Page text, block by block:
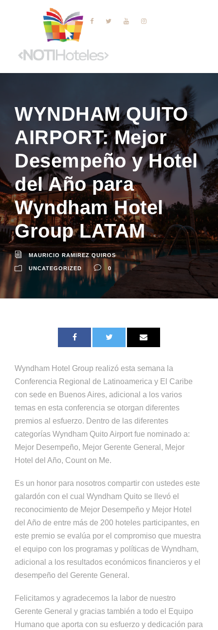
WYNDHAM QUITO
AIRPORT: Mejor
Desempeño y Hotel
del Año para
Wyndham Hotel
Group LATAM
MAURICIO RAMIREZ QUIROS
UNCATEGORIZED 0
Wyndham Hotel Group realizó esta semana la
Conferencia Regional de Latinoamerica y El Caribe
con sede en Buenos Aires, adicional a los varios
temas en esta conferencia se otorgan diferentes
premios al esfuerzo. Dentro de las diferentes
categorías Wyndham Quito Airport fue nominado a:
Mejor Desempeño, Mejor Gerente General, Mejor
Hotel del Año, Count on Me.
Es un honor para nosotros compartir con ustedes este
galardón con el cual Wyndham Quito se llevó el
reconocimiento de Mejor Desempeño y Mejor Hotel
del Año de entre más de 200 hoteles participantes, en
este premio se evalúa por el compromiso que muestra
el equipo con los programas y políticas de Wyndham,
adicional a los resultados económicos financieros y el
desempeño del Gerente General.
Felicitamos y agradecemos la labor de nuestro
Gerente General y gracias también a todo el Equipo
Humano que aporta con su esfuerzo y dedicación para